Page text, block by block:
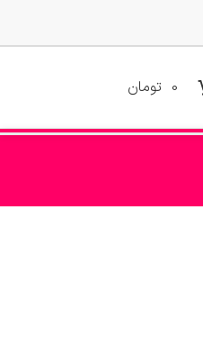
0 تومان